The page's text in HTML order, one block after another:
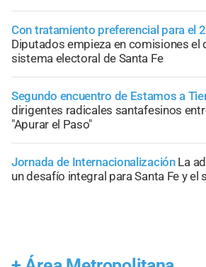
Con tratamiento preferencial para el
Diputados empieza en comisiones el
sistema electoral de Santa Fe
Segundo encuentro de Estamos a
dirigentes radicales santafesinos
"Apurar el Paso"
Jornada de Internacionalización La
un desafío integral para Santa Fe y el